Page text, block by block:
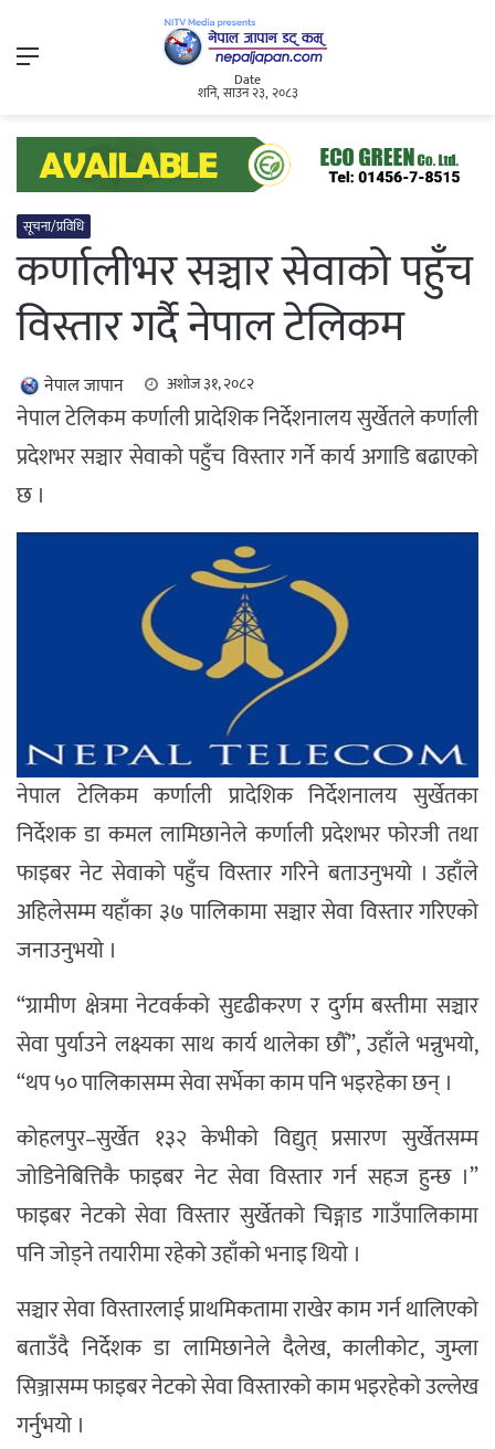
Menu
Date
शनि, साउन २३, २०८३
सूचना/प्रविधि
कर्णालीभर सञ्चार सेवाको पहुँच
विस्तार गर्दै नेपाल टेलिकम
नेपाल जापान अशोज ३१, २०८२
नेपाल टेलिकम कर्णाली प्रादेशिक निर्देशनालय सुर्खेतले कर्णाली
प्रदेशभर सञ्चार सेवाको पहुँच विस्तार गर्ने कार्य अगाडि बढाएको
छ ।
नेपाल टेलिकम कर्णाली प्रादेशिक निर्देशनालय सुर्खेतका
निर्देशक डा कमल लामिछानेले कर्णाली प्रदेशभर फोरजी तथा
फाइबर नेट सेवाको पहुँच विस्तार गरिने बताउनुभयो । उहाँले
अहिलेसम्म यहाँका ३७ पालिकामा सञ्चार सेवा विस्तार गरिएको
जनाउनुभयो ।
“ग्रामीण क्षेत्रमा नेटवर्कको सुदृढीकरण र दुर्गम बस्तीमा सञ्चार
सेवा पुर्याउने लक्ष्यका साथ कार्य थालेका छौँ”, उहाँले भन्नुभयो,
“थप ५० पालिकासम्म सेवा सर्भेका काम पनि भइरहेका छन् ।
कोहलपुर–सुर्खेत १३२ केभीको विद्युत् प्रसारण सुर्खेतसम्म
जोडिनेबित्तिकै फाइबर नेट सेवा विस्तार गर्न सहज हुन्छ ।”
फाइबर नेटको सेवा विस्तार सुर्खेतको चिङ्गाड गाउँपालिकामा
पनि जोड्ने तयारीमा रहेको उहाँको भनाइ थियो ।
सञ्चार सेवा विस्तारलाई प्राथमिकतामा राखेर काम गर्न थालिएको
बताउँदै निर्देशक डा लामिछानेले दैलेख, कालीकोट, जुम्ला
सिञ्जासम्म फाइबर नेटको सेवा विस्तारको काम भइरहेको उल्लेख
गर्नुभयो ।